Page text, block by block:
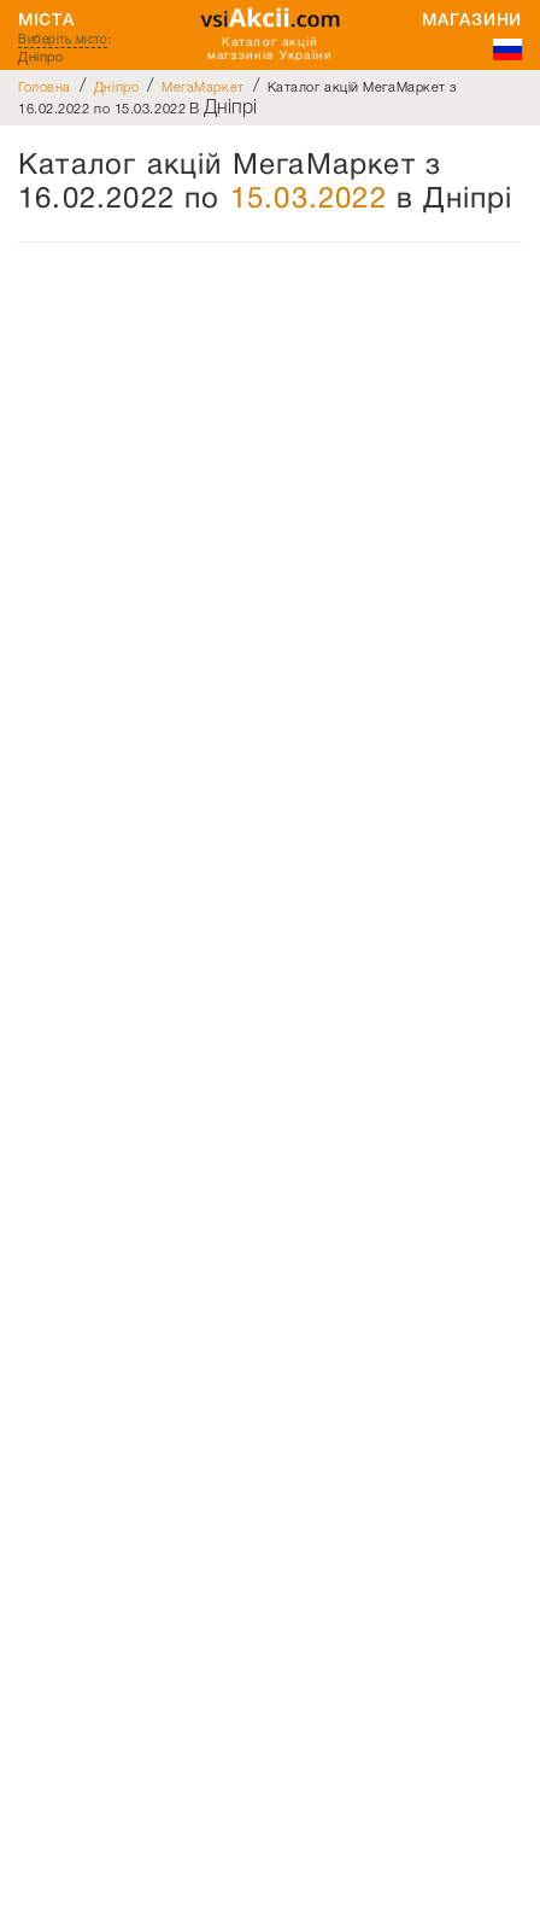
Каталог акцій
магазинів України
МІСТА МАГАЗИНИ
Виберіть місто:
Дніпро
Головна / Дніпро / МегаМаркет / Каталог акцій МегаМаркет з
16.02.2022 по 15.03.2022 в Дніпрі
Каталог акцій МегаМаркет з
16.02.2022 по 15.03.2022 в Дніпрі